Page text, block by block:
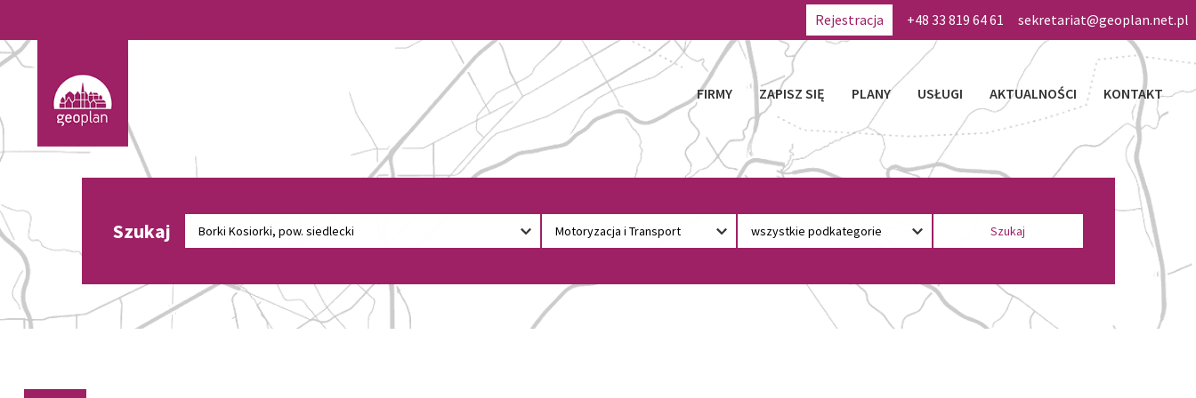
Rejestracja +48 33 819 64 61 sekretariat@geoplan.net.pl
FIRMY ZAPISZ SIĘ PLANY USŁUGI AKTUALNOŚCI KONTAKT
Szukaj